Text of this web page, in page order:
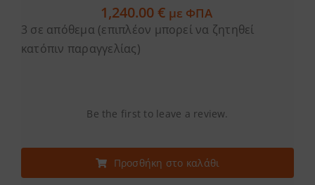
1,240.00€ με ΦΠΑ
3 σε απόθεμα (επιπλέον μπορεί να ζητηθεί
κατόπιν παραγγελίας)
Be the first to leave a review.
Προσθήκη στο καλάθι